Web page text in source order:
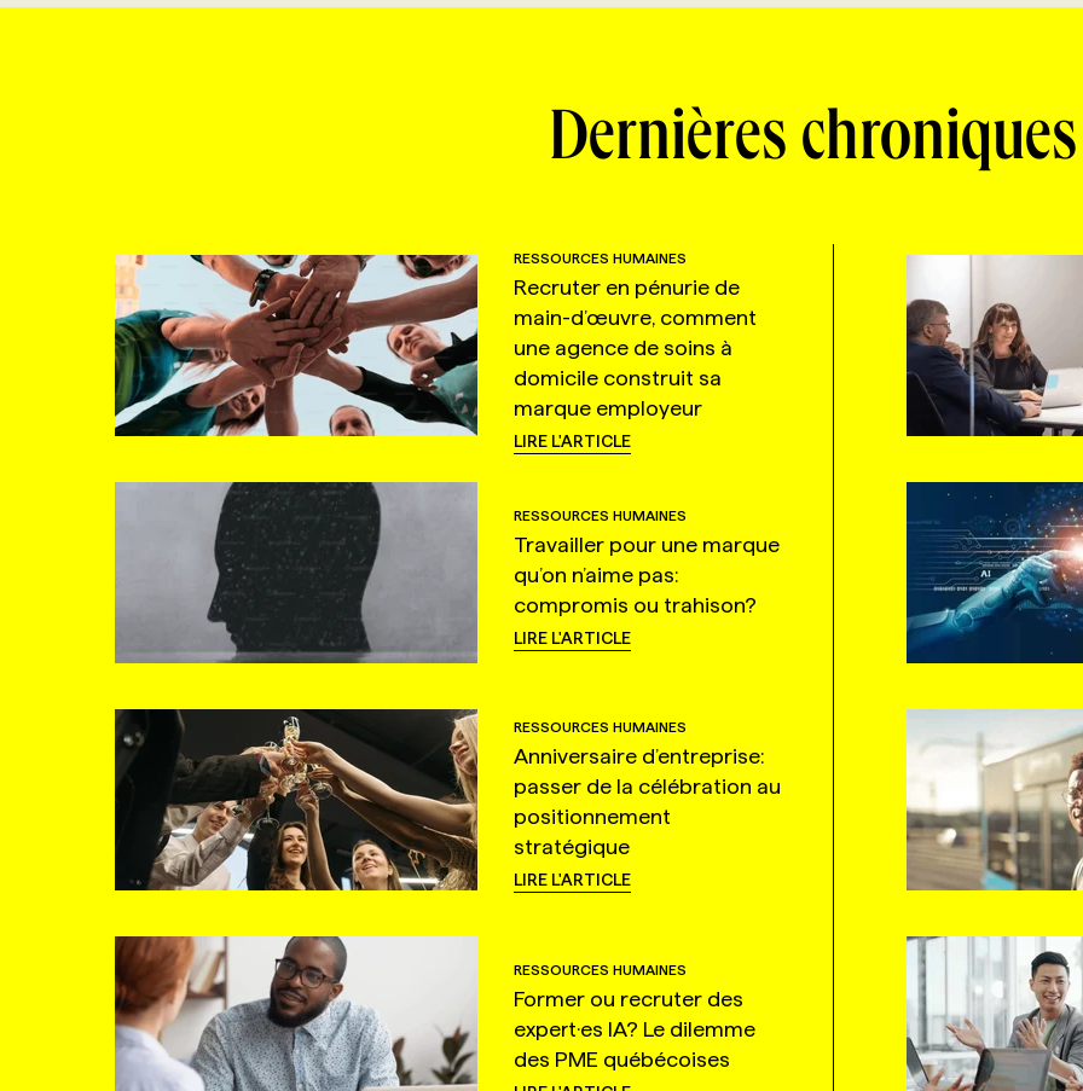
Dernières chroniques
RESSOURCES HUMAINES
Recruter en pénurie de
main-d’œuvre, comment
une agence de soins à
domicile construit sa
marque employeur
LIRE L'ARTICLE
RESSOURCES HUMAINES
Travailler pour une marque
qu’on n’aime pas:
compromis ou trahison?
LIRE L'ARTICLE
RESSOURCES HUMAINES
Anniversaire d’entreprise:
passer de la célébration au
positionnement
stratégique
LIRE L'ARTICLE
RESSOURCES HUMAINES
Former ou recruter des
expert·es IA? Le dilemme
des PME québécoises